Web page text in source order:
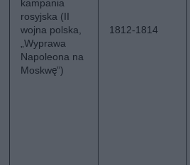
kampania
rosyjska (II
wojna polska,
„Wyprawa
Napoleona na
Moskwę”)
1812-1814